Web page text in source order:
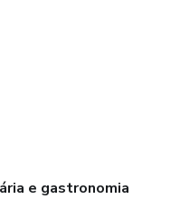
e gastronomia